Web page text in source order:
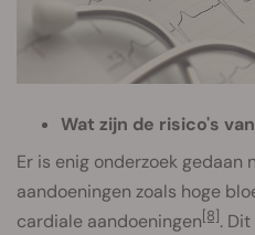
Wat zijn de risico's van
Er is enig onderzoek gedaan
aandoeningen zoals hoge
cardiale aandoeningen[8].